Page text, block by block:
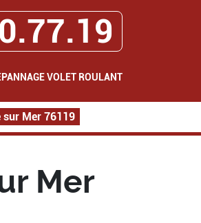
VOLET ROULANT
sur Mer 76119
Mer